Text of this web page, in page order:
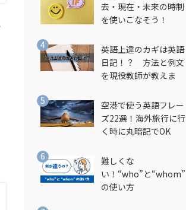
去・現在・未来の時制
を使いこなそう！
英語上達のカギは英語
日記！？ 方法と例文
を現役教師が教えま
空港で使う英語フレー
ズ22選！海外旅行に行
く時に丸暗記でOK
難しくな
い！“who”と“whom”
の使い方